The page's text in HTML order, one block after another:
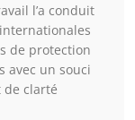
l’a conduit
de protection
avec un souci
clarté